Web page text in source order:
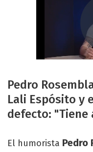
Pedro
Lali Espósito y
defecto:
El humorista Pedro